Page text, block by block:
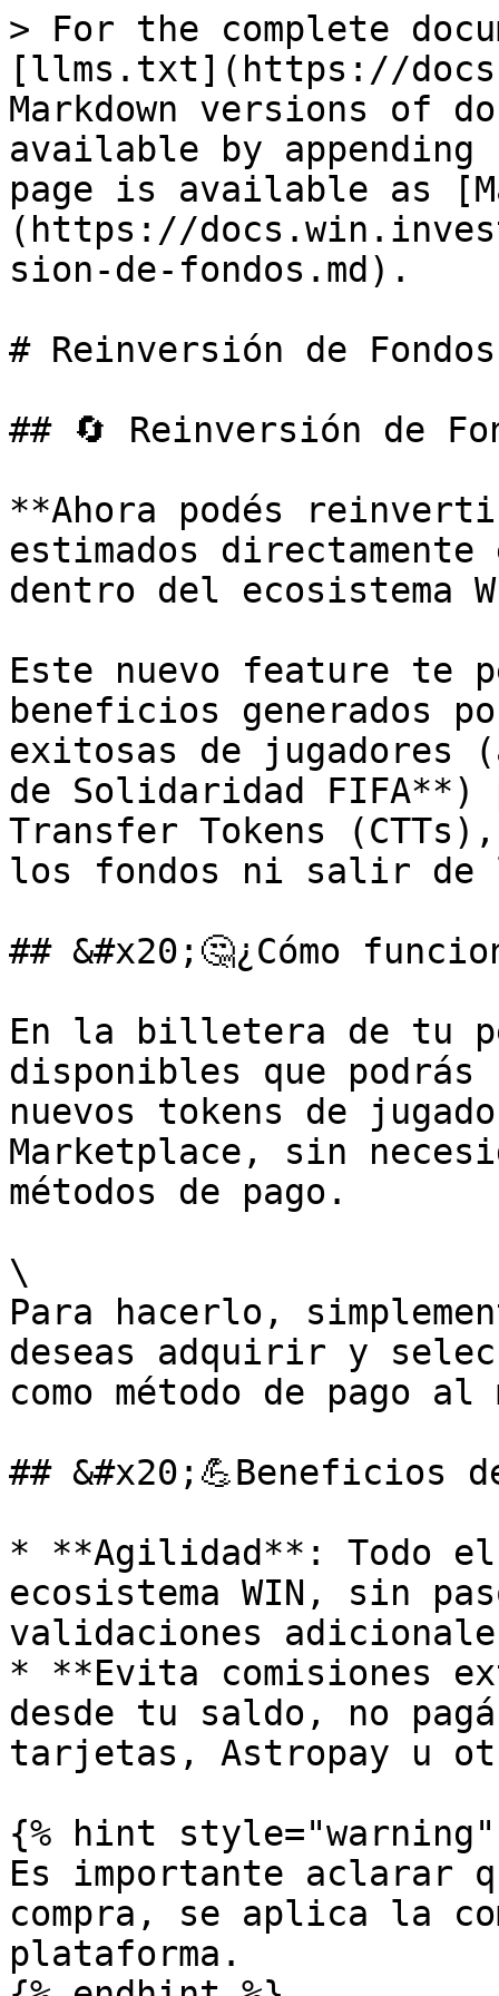
> For the complete
[llms.txt](https://
Markdown versions of
available by
page is available as
(https://
sion-de-fondos.md).
# Reinversión de Fondos
## 🔄 Reinversión de
**Ahora podés
estimados directamente
dentro del ecosistema
Este nuevo feature
beneficios generados
exitosas de jugadores
de Solidaridad FIFA**)
Transfer Tokens
los fondos ni salir de
## &#x20;🤔¿Cómo
En la billetera de tu
disponibles que
nuevos tokens de
Marketplace, sin
métodos de pago.
\
Para hacerlo,
deseas adquirir y
como método de pago
## &#x20;💪Beneficios
* **Agilidad**: Todo el
ecosistema WIN, sin
validaciones
* **Evita comisiones
desde tu saldo, no
tarjetas, Astropay u
{% hint style="warning"
Es importante aclarar
compra, se aplica la
plataforma.